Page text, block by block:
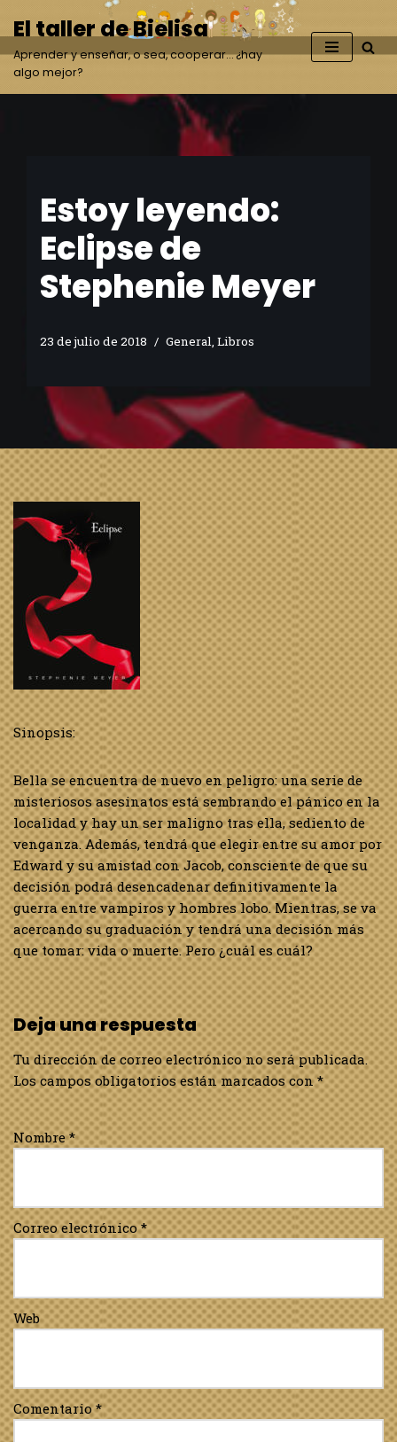
Saltar
al
contenido
El taller de Bielisa
Aprender y enseñar, o sea, cooperar… ¿hay
algo mejor?
Estoy leyendo:
Eclipse de
Stephenie Meyer
23 de julio de 2018 General, Libros
Sinopsis:
Bella se encuentra de nuevo en peligro: una serie de
misteriosos asesinatos está sembrando el pánico en la
localidad y hay un ser maligno tras ella, sediento de
venganza. Además, tendrá que elegir entre su amor por
Edward y su amistad con Jacob, consciente de que su
decisión podrá desencadenar definitivamente la
guerra entre vampiros y hombres lobo. Mientras, se va
acercando su graduación y tendrá una decisión más
que tomar: vida o muerte. Pero ¿cuál es cuál?
Deja una respuesta
Tu dirección de correo electrónico no será publicada.
Los campos obligatorios están marcados con*
Nombre*
Correo electrónico*
Web
Comentario*